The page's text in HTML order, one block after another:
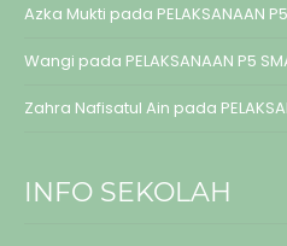
Azka Mukti pada PELAKSANAAN
Wangi pada PELAKSANAAN P5
Zahra Nafisatul Ain pada
INFO SEKOLAH